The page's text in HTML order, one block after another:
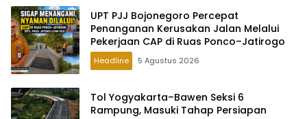
UPT PJJ Bojonegoro Percepat
Penanganan Kerusakan Jalan Melalui
Pekerjaan CAP di Ruas Ponco–Jatirogo
Headline 5 Agustus 2026
Tol Yogyakarta–Bawen Seksi 6
Rampung, Masuki Tahap Persiapan